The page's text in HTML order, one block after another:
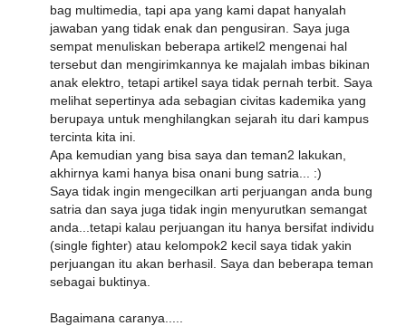
bag multimedia, tapi apa yang kami dapat hanyalah
jawaban yang tidak enak dan pengusiran. Saya juga
sempat menuliskan beberapa artikel2 mengenai hal
tersebut dan mengirimkannya ke majalah imbas bikinan
anak elektro, tetapi artikel saya tidak pernah terbit. Saya
melihat sepertinya ada sebagian civitas kademika yang
berupaya untuk menghilangkan sejarah itu dari kampus
tercinta kita ini.
Apa kemudian yang bisa saya dan teman2 lakukan,
akhirnya kami hanya bisa onani bung satria... :)
Saya tidak ingin mengecilkan arti perjuangan anda bung
satria dan saya juga tidak ingin menyurutkan semangat
anda...tetapi kalau perjuangan itu hanya bersifat individu
(single fighter) atau kelompok2 kecil saya tidak yakin
perjuangan itu akan berhasil. Saya dan beberapa teman
sebagai buktinya.
Bagaimana caranya.....